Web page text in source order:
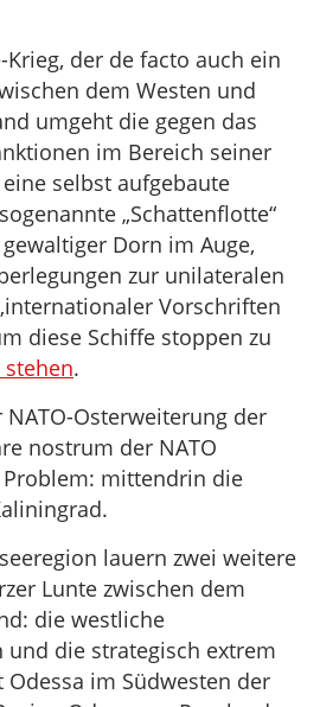
der de facto auch ein
dem Westen und
umgeht die gegen das
im Bereich seiner
selbst aufgebaute
„Schattenflotte“
Dorn im Auge,
zur unilateralen
Vorschriften
diese Schiffe stoppen zu
.
Osterweiterung der
nostrum der NATO
Problem: mittendrin die
lauern zwei weitere
Lunte zwischen dem
die westliche
und die strategisch extrem
im Südwesten der